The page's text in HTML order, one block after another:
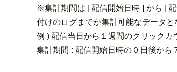
※集計期間は [ 配信開始日時 ] から [
付けのログまでが集計可能なデータと
例 ) 配信当日から１週間のクリック
集計期間 : 配信開始日時の０日後から